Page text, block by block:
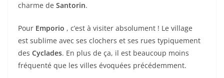
charme de Santorin.
Pour Emporio , c’est à visiter absolument ! Le village
est sublime avec ses clochers et ses rues typiquement
des Cyclades. En plus de ça, il est beaucoup moins
fréquenté que les villes évoquées précédemment.